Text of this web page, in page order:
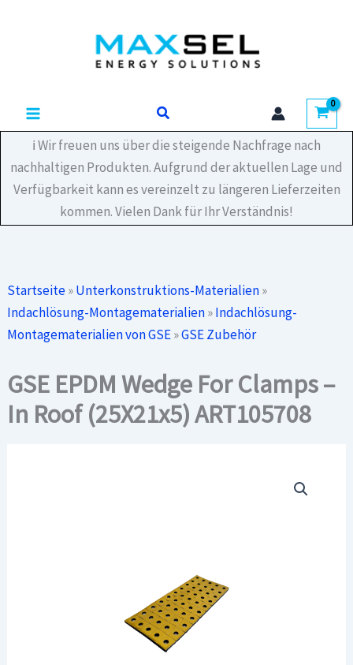
Suchen
ℹ️ Wir freuen uns über die steigende Nachfrage nach
nachhaltigen Produkten. Aufgrund der aktuellen Lage und
Verfügbarkeit kann es vereinzelt zu längeren Lieferzeiten
kommen. Vielen Dank für Ihr Verständnis!
Startseite»Unterkonstruktions-Materialien»
Indachlösung-Montagematerialien»Indachlösung-
Montagematerialien von GSE»GSE Zubehör
GSE EPDM Wedge For Clamps –
In Roof (25X21x5) ART105708
ART105708